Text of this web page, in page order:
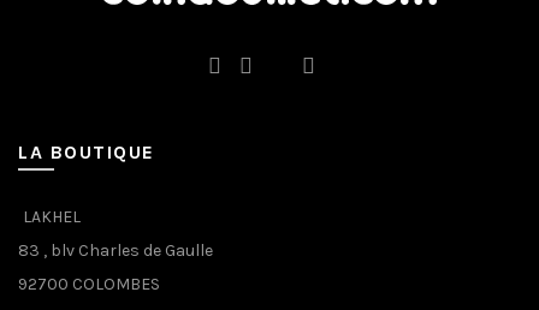
LA BOUTIQUE
LAKHEL
83 , blv Charles de Gaulle
92700 COLOMBES